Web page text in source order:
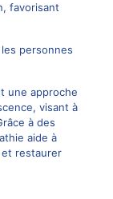
favorisant
personnes
une approche
visant à
à des
aide à
et restaurer